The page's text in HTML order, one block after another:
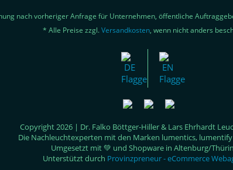
nach vorheriger Anfrage für Unternehmen, öffentliche
* Alle Preise zzgl.Versandkosten, wenn nicht anders
Copyright 2026 | Dr. Falko Böttger-Hiller & Lars Ehrhardt
Die Nachleuchtexperten mit den Marken lumentics,
Umgesetzt mit 💚 und Shopware in Altenburg/
Unterstützt durch Provinzpreneur - eCommerce